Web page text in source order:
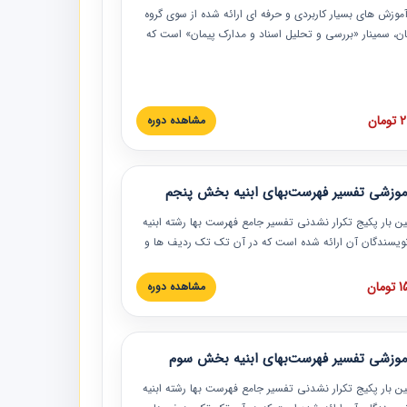
های بسیار کاربردی و حرفه‏ ای ارائه شده از سوی گروه
سمینار «بررسی و تحلیل اسناد و مدارک پیمان» است که
این خصوص ارائه شده است.
مشاهده دوره
تفسیر فهرست‌بهای ابنیه بخش پنجم
بار پکیج تکرار نشدنی تفسیر جامع فهرست بها رشته ابنیه
نویسندگان آن ارائه شده است که در آن تک تک ردیف ها و
و به همراه تصاویر عملیات اجرایی مرتبط با ردیف های
بها ارائه شده است. این دوره با کلام مهندس
مدیر پروژه مهندسی مشاور در امر بازنگری فهرست
حال فعالیت هستند حتما توصیه می کنیم از مطالب این
نمایند.
مشاهده دوره
تفسیر فهرست‌بهای ابنیه بخش سوم
بار پکیج تکرار نشدنی تفسیر جامع فهرست بها رشته ابنیه